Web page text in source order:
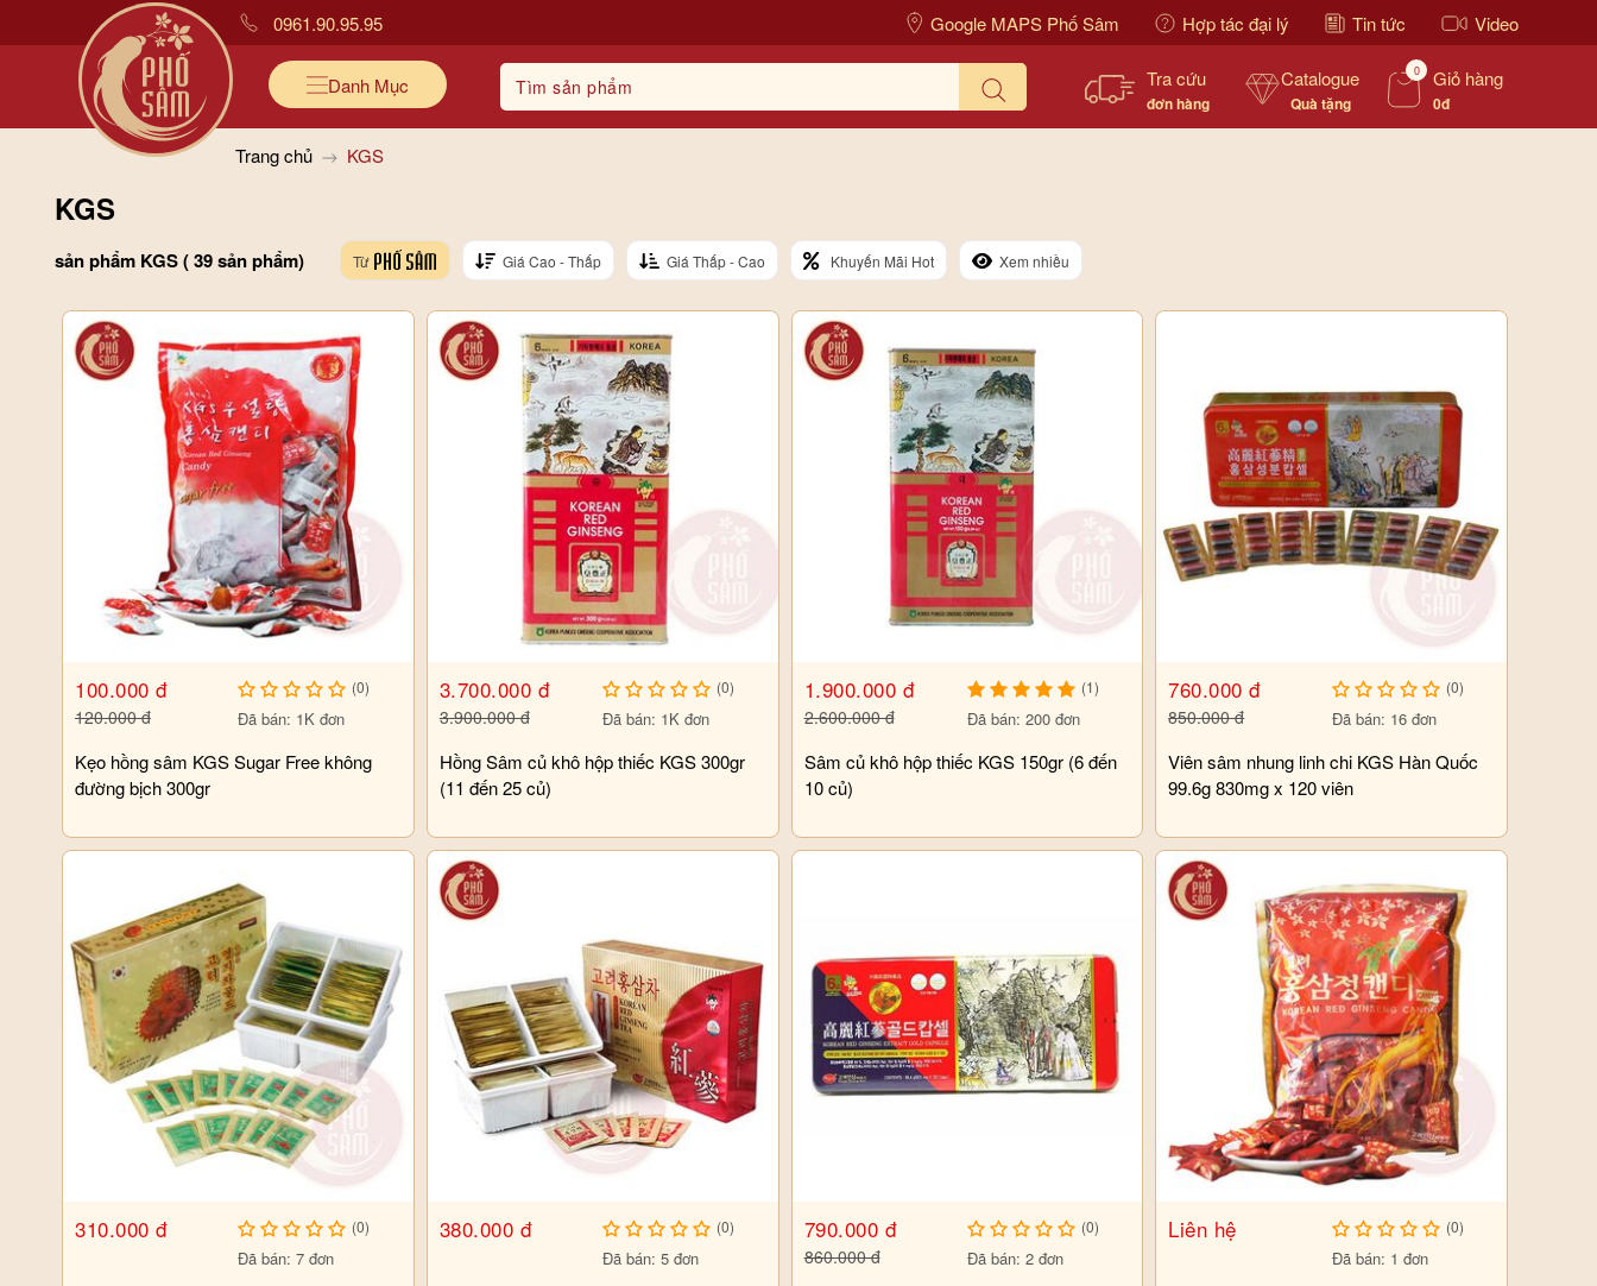
0961.90.95.95 Google MAPS Phố Sâm Hợp tác đại lý Tin tức Video
Danh Mục Tra cứu
đơn hàng
Catalogue
Quà tặng
0 Giỏ hàng
0đ
Trang chủ KGS
KGS
sản phẩm KGS ( 39 sản phẩm) Từ Giá Cao - Thấp Giá Thấp - Cao Khuyến Mãi Hot Xem nhiều
100.000 đ
120.000 đ
(0)
Đã bán: 1K đơn
Kẹo hồng sâm KGS Sugar Free không
đường bịch 300gr
3.700.000 đ
3.900.000 đ
(0)
Đã bán: 1K đơn
Hồng Sâm củ khô hộp thiếc KGS 300gr
(11 đến 25 củ)
1.900.000 đ
2.600.000 đ
(1)
Đã bán: 200 đơn
Sâm củ khô hộp thiếc KGS 150gr (6 đến
10 củ)
760.000 đ
850.000 đ
(0)
Đã bán: 16 đơn
Viên sâm nhung linh chi KGS Hàn Quốc
99.6g 830mg x 120 viên
310.000 đ (0)
Đã bán: 7 đơn
380.000 đ (0)
Đã bán: 5 đơn
790.000 đ
860.000 đ
(0)
Đã bán: 2 đơn
Liên hệ (0)
Đã bán: 1 đơn